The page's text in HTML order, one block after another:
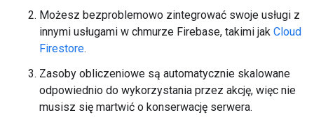
Możesz bezproblemowo zintegrować swoje usługi z
innymi usługami w chmurze Firebase, takimi jak Cloud
Firestore.
Zasoby obliczeniowe są automatycznie skalowane
odpowiednio do wykorzystania przez akcję, więc nie
musisz się martwić o konserwację serwera.